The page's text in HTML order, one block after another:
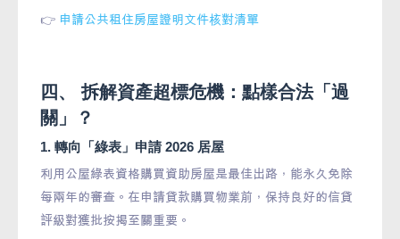
👉 申請公共租住房屋證明文件核對清單
四、 拆解資產超標危機：點樣合法「過
關」？
1. 轉向「綠表」申請 2026 居屋
利用公屋綠表資格購買資助房屋是最佳出路，能永久免除
每兩年的審查。在申請貸款購買物業前，保持良好的信貸
評級對獲批按揭至關重要。